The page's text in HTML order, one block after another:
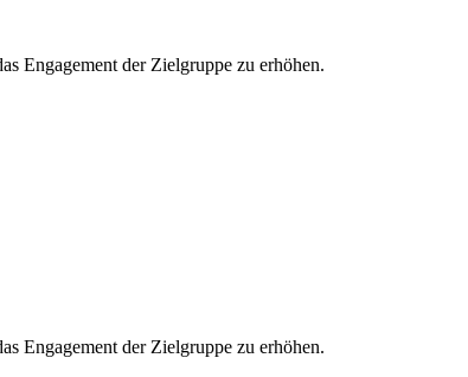
Engagement der Zielgruppe zu erhöhen.
Engagement der Zielgruppe zu erhöhen.